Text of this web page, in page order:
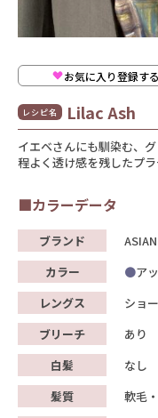
お気に入り登録する
レシピ名 Lilac Ash
イエベさんにも馴染む、
程よく透け感を残したプ
■カラーデータ
ブランド
カラー
ア
レングス
ショ
ブリーチ
あり
白髪
なし
髪質
軟毛